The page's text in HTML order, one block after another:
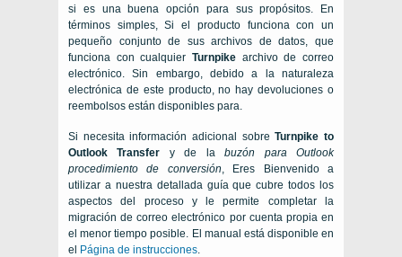
si es una buena opción para sus propósitos. En
términos simples, Si el producto funciona con un
pequeño conjunto de sus archivos de datos, que
funciona con cualquier Turnpike archivo de correo
electrónico. Sin embargo, debido a la naturaleza
electrónica de este producto, no hay devoluciones o
reembolsos están disponibles para.
Si necesita información adicional sobreTurnpike to
Outlook Transfer y de labuzón paraOutlook
procedimiento de conversión, Eres Bienvenido a
utilizar a nuestra detallada guía que cubre todos los
aspectos del proceso y le permite completar la
migración de correo electrónico por cuenta propia en
el menor tiempo posible. El manual está disponible en
el
Página de instrucciones.